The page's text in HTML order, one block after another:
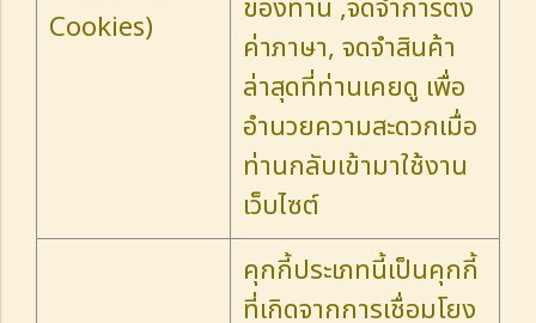
Cookies)
ของท่าน ,จดจำการตั้ง
ค่าภาษา, จดจำสินค้า
ล่าสุดที่ท่านเคยดู เพื่อ
อำนวยความสะดวกเมื่อ
ท่านกลับเข้ามาใช้งาน
เว็บไซต์
คุกกี้ประเภทนี้เป็นคุกกี้
ที่เกิดจากการเชื่อมโยง